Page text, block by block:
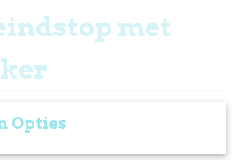
met
Opties